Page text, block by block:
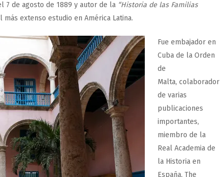
7 de agosto de 1889 y autor de la “Historia de las Familias
extenso estudio en América Latina.
Fue embajador en
Cuba de la Orden
de
Malta, colaborador
de varias
publicaciones
importantes,
miembro de la
Real Academia de
la Historia en
España, The